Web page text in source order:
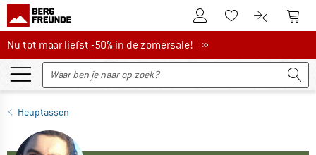
De klantenaccount
Naar deNaar de
Nu tot maar liefst -50% in de zomersale!
Nu tot maar liefst -50% in de zomersale! »
Heuptassen